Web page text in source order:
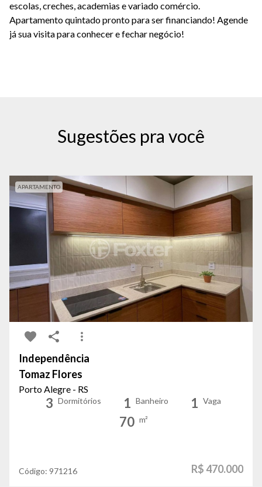
escolas, creches, academias e variado comércio.
Apartamento quintado pronto para ser financiando! Agende
já sua visita para conhecer e fechar negócio!
Sugestões pra você
APARTAMENTO
Independência
Tomaz Flores
Porto Alegre - RS
3 Dormitórios 1 Banheiro 1 Vaga
70 m²
Código: 971216 R$ 470.000